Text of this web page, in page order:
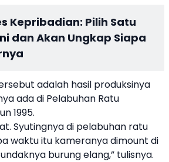
Kepribadian: Pilih Satu
dan Akan Ungkap Siapa
adalah hasil produksinya
ada di Pelabuhan Ratu
1995.
Syutingnya di pelabuhan ratu
waktu itu kameranya dimount di
burung elang,” tulisnya.